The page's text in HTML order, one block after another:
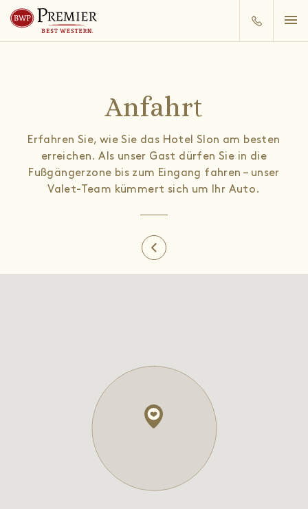
Anfahrt
Erfahren Sie, wie Sie das Hotel Slon am besten
erreichen. Als unser Gast dürfen Sie in die
Fußgängerzone bis zum Eingang fahren – unser
Valet-Team kümmert sich um Ihr Auto.